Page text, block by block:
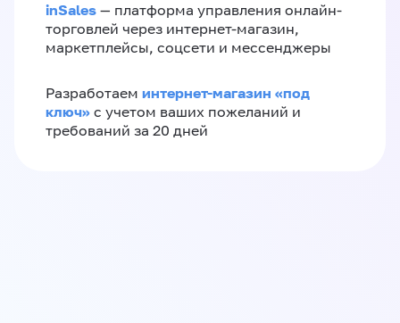
inSales — платформа управления онлайн-
торговлей через интернет-магазин,
маркетплейсы, соцсети и мессенджеры
Разработаем интернет-магазин «‎под
ключ»‎ с учетом ваших пожеланий и
требований за 20 дней